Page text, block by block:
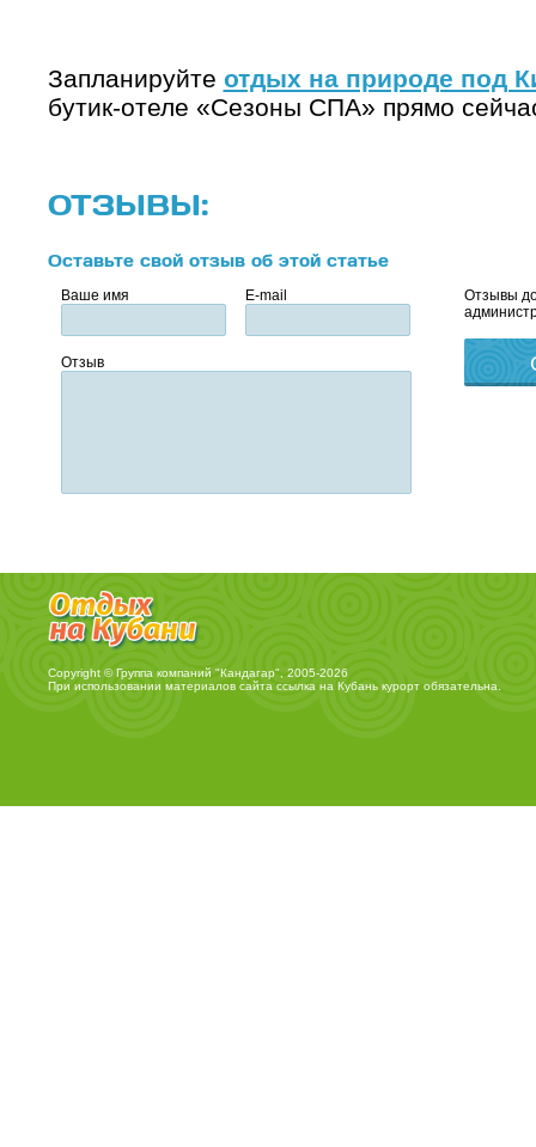
Запланируйте отдых на природе под
бутик-отеле «Сезоны СПА» прямо
ОТЗЫВЫ:
Оставьте свой отзыв об этой статье
Ваше имя E-mail
Отзыв
Отзывы
Copyright © Группа компаний "Кандагар", 2005-2026
При использовании материалов сайта ссылка на Кубань курортобязательна.